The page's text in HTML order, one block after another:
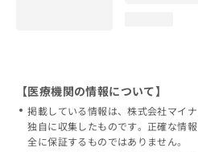
【医療機関の情報について】
掲載している情報は、株式会社マイ
独自に収集したものです。正確な情
全に保証するものではありません。